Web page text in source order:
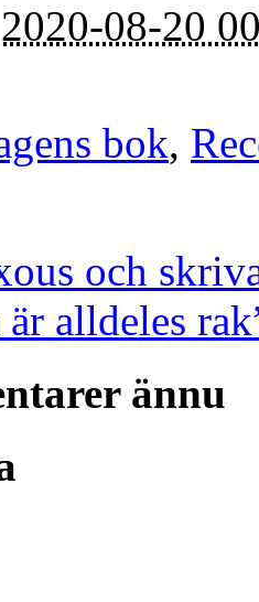
2020-08-20
bok,
och
alldeles
ännu